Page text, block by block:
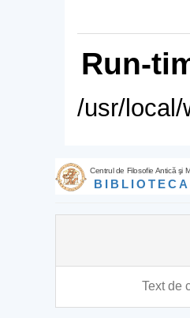
Run-
/usr/local/
Centrul de Filosofie Antică şi
BIBLIOTECA
Text de